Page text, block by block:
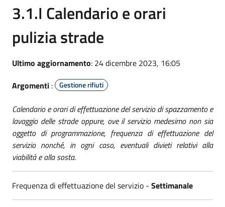
3.1.I Calendario e orari
pulizia strade
Ultimo aggiornamento: 24 dicembre 2023, 16:05
Argomenti : Gestione rifiuti
Calendario e orari di effettuazione del servizio di spazzamento e
lavaggio delle strade oppure, ove il servizio medesimo non sia
oggetto di programmazione, frequenza di effettuazione del
servizio nonché, in ogni caso, eventuali divieti relativi alla
viabilità e alla sosta.
Frequenza di effettuazione del servizio - Settimanale